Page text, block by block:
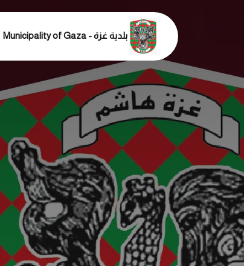
بلدية غزة - Municipality of Gaza